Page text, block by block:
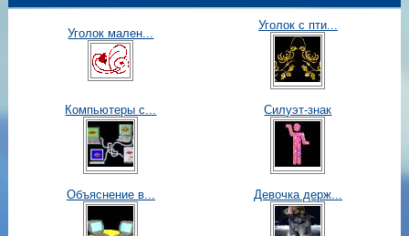
Уголок мален...
Уголок с пти...
Компьютеры с... Силуэт-знак
Объяснение в... Девочка держ...